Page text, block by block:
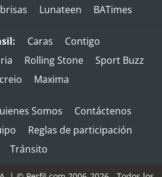
Lunateen BATimes
Caras
Contigo
Rolling Stone
Sport Buzz
Maxima
Somos
Contáctenos
Reglas de participación
Tránsito